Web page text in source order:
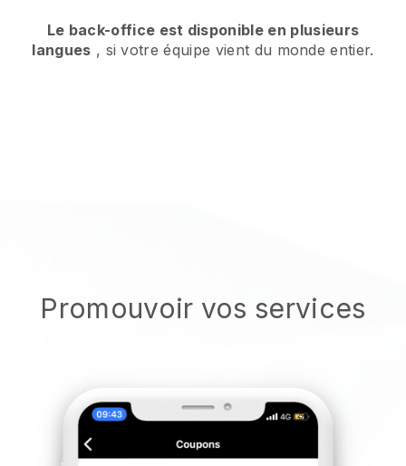
Le back-office est disponible en plusieurs
langues , si votre équipe vient du monde entier.
Promouvoir vos services